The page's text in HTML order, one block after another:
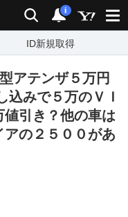
検索 通知
i
ID新規取得
アテンザ５万円
込みで５万のＶＩ
値引き？他の車は
アの２５００があ